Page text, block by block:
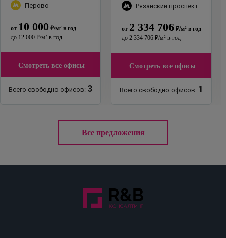
Перово
от 10 000 ₽/м² в год
до 12 000 ₽/м² в год
Смотреть все офисы
Всего свободно офисов: 3
Рязанский проспект
от 2 334 706 ₽/м² в год
до 2 334 706 ₽/м² в год
Смотреть все офисы
Всего свободно офисов: 1
Все предложения